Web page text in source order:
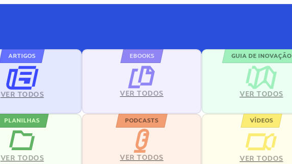
ARTIGOS
VER TODOS
EBOOKS
VER TODOS
GUIA DE INOVAÇÃO
VER TODOS
PLANILHAS
VER TODOS
PODCASTS
VER TODOS
VÍDEOS
VER TODOS